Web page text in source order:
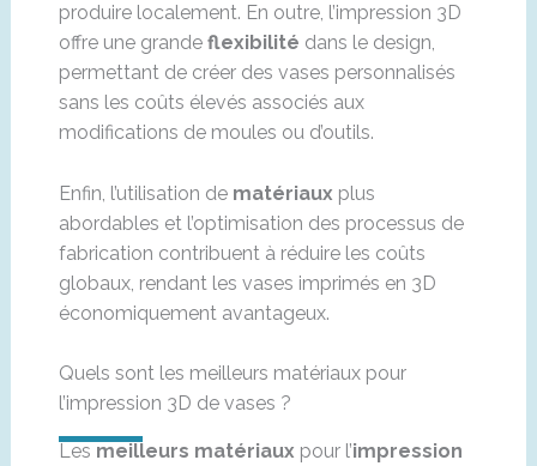
produire localement. En outre, l’impression 3D
offre une grande flexibilité dans le design,
permettant de créer des vases personnalisés
sans les coûts élevés associés aux
modifications de moules ou d’outils.
Enfin, l’utilisation de matériaux plus
abordables et l’optimisation des processus de
fabrication contribuent à réduire les coûts
globaux, rendant les vases imprimés en 3D
économiquement avantageux.
Quels sont les meilleurs matériaux pour
l’impression 3D de vases ?
Les meilleurs matériaux pour l’impression